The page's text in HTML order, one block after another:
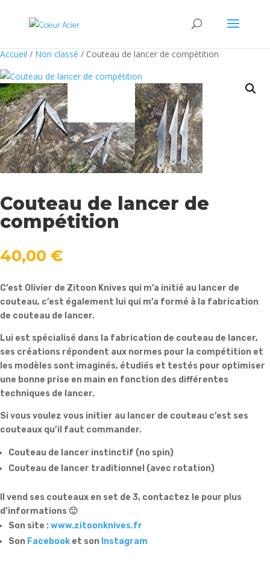
Accueil / Non classé / Couteau de lancer de compétition
Couteau de lancer de
compétition
40,00 €
C’est Olivier de Zitoon Knives qui m’a initié au lancer de
couteau, c’est également lui qui m’a formé à la fabrication
de couteau de lancer.
Lui est spécialisé dans la fabrication de couteau de lancer,
ses créations répondent aux normes pour la compétition et
les modèles sont imaginés, étudiés et testés pour optimiser
une bonne prise en main en fonction des différentes
techniques de lancer.
Si vous voulez vous initier au lancer de couteau c’est ses
couteaux qu’il faut commander.
Couteau de lancer instinctif (no spin)
Couteau de lancer traditionnel (avec rotation)
Il vend ses couteaux en set de 3, contactez le pour plus
d’informations 🙂
Son site : www.zitoonknives.fr
Son Facebook et son Instagram